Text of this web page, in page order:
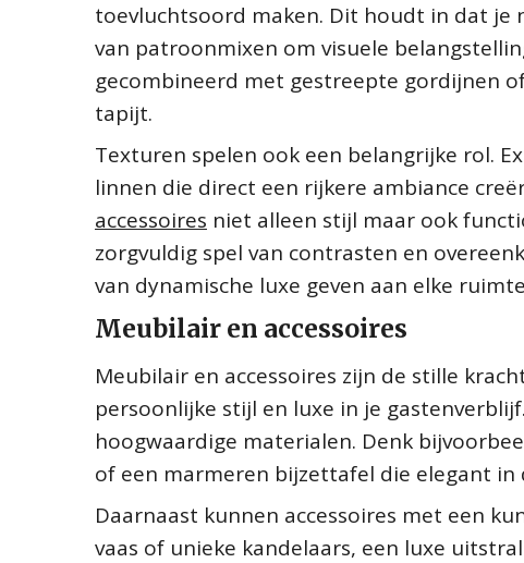
toevluchtsoord maken. Dit houdt in dat
van patroonmixen om visuele
gecombineerd met gestreepte gordijnen
tapijt.
Texturen spelen ook een belangrijke rol.
linnen die direct een rijkere ambiance
accessoires niet alleen stijl maar ook
zorgvuldig spel van contrasten en
van dynamische luxe geven aan elke
Meubilair en accessoires
Meubilair en accessoires zijn de stille
persoonlijke stijl en luxe in je
hoogwaardige materialen. Denk
of een marmeren bijzettafel die elegant in
Daarnaast kunnen accessoires met een
vaas of unieke kandelaars, een luxe